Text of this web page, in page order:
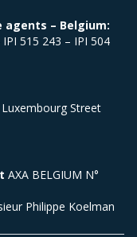
– Belgium:
515 243 – IPI 504
Street
AXA BELGIUM N°
Philippe Koelman